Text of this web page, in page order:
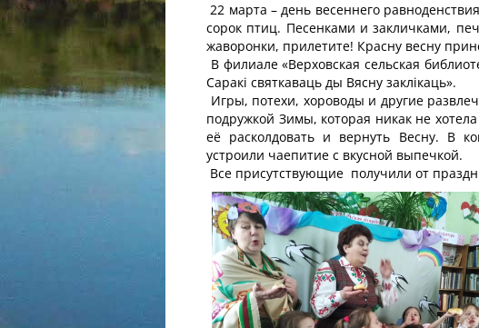
22 марта – день весеннего
сорок птиц. Песенками и закличками,
жаворонки, прилетите! Красну весну
В филиале «Верховская сельская
Саракі святкаваць ды Вясну заклікаць».
Игры, потехи, хороводы и другие
подружкой Зимы, которая никак не
её расколдовать и вернуть Весну. В
устроили чаепитие с вкусной выпечкой.
Все присутствующие получили от